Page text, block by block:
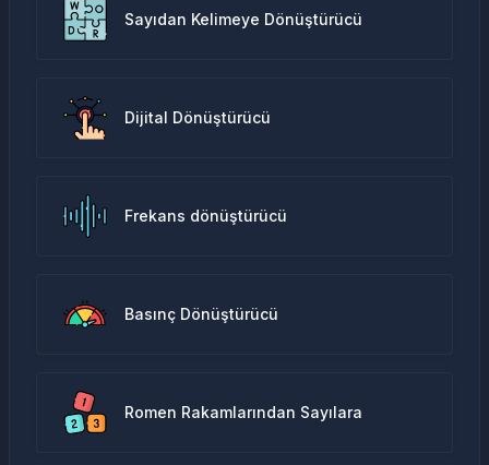
Sayıdan Kelimeye Dönüştürücü
Dijital Dönüştürücü
Frekans dönüştürücü
Basınç Dönüştürücü
Romen Rakamlarından Sayılara